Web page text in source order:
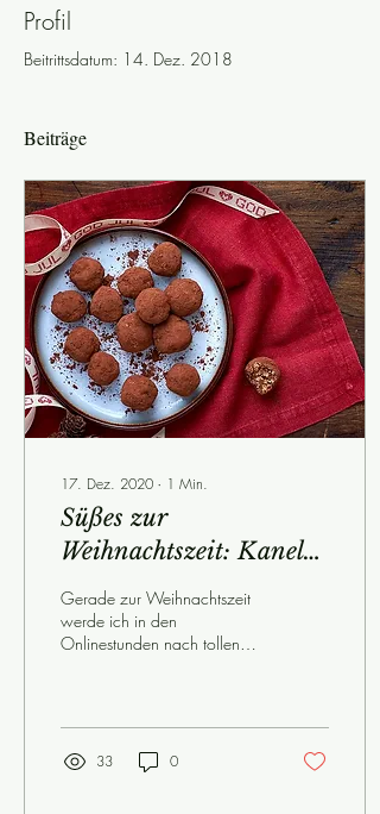
Profil
Beitrittsdatum: 14. Dez. 2018
Beiträge
17. Dez. 2020 ∙ 1 Min.
Süßes zur
Weihnachtszeit: Kanel-
och dadelbollar.
Gerade zur Weihnachtszeit
werde ich in den
Onlinestunden nach tollen
33 0